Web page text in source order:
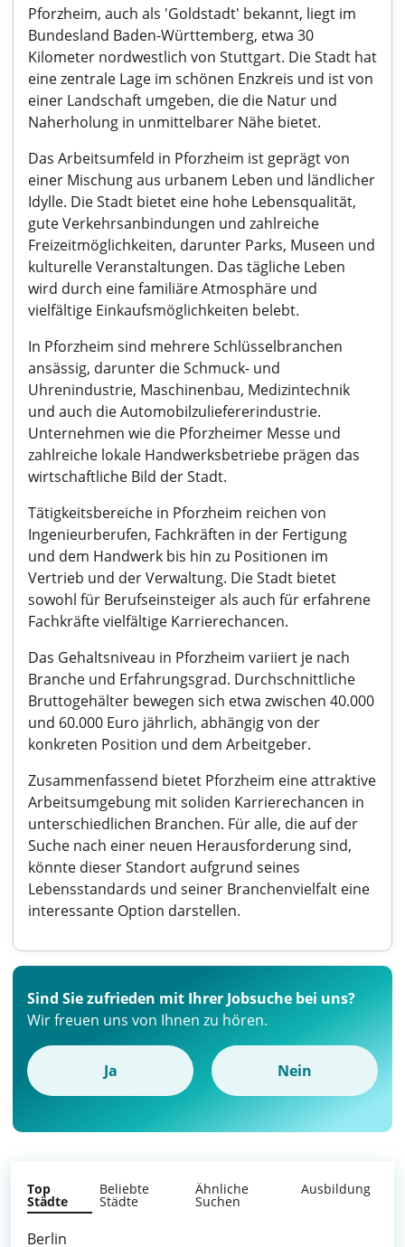
Pforzheim, auch als 'Goldstadt' bekannt, liegt im
Bundesland Baden-Württemberg, etwa 30
Kilometer nordwestlich von Stuttgart. Die Stadt hat
eine zentrale Lage im schönen Enzkreis und ist von
einer Landschaft umgeben, die die Natur und
Naherholung in unmittelbarer Nähe bietet.
Das Arbeitsumfeld in Pforzheim ist geprägt von
einer Mischung aus urbanem Leben und ländlicher
Idylle. Die Stadt bietet eine hohe Lebensqualität,
gute Verkehrsanbindungen und zahlreiche
Freizeitmöglichkeiten, darunter Parks, Museen und
kulturelle Veranstaltungen. Das tägliche Leben
wird durch eine familiäre Atmosphäre und
vielfältige Einkaufsmöglichkeiten belebt.
In Pforzheim sind mehrere Schlüsselbranchen
ansässig, darunter die Schmuck- und
Uhrenindustrie, Maschinenbau, Medizintechnik
und auch die Automobilzuliefererindustrie.
Unternehmen wie die Pforzheimer Messe und
zahlreiche lokale Handwerksbetriebe prägen das
wirtschaftliche Bild der Stadt.
Tätigkeitsbereiche in Pforzheim reichen von
Ingenieurberufen, Fachkräften in der Fertigung
und dem Handwerk bis hin zu Positionen im
Vertrieb und der Verwaltung. Die Stadt bietet
sowohl für Berufseinsteiger als auch für erfahrene
Fachkräfte vielfältige Karrierechancen.
Das Gehaltsniveau in Pforzheim variiert je nach
Branche und Erfahrungsgrad. Durchschnittliche
Bruttogehälter bewegen sich etwa zwischen 40.000
und 60.000 Euro jährlich, abhängig von der
konkreten Position und dem Arbeitgeber.
Zusammenfassend bietet Pforzheim eine attraktive
Arbeitsumgebung mit soliden Karrierechancen in
unterschiedlichen Branchen. Für alle, die auf der
Suche nach einer neuen Herausforderung sind,
könnte dieser Standort aufgrund seines
Lebensstandards und seiner Branchenvielfalt eine
interessante Option darstellen.
Sind Sie zufrieden mit Ihrer Jobsuche bei uns?
Wir freuen uns von Ihnen zu hören.
Ja Nein
Top
Städte
Beliebte
Städte
Ähnliche
Suchen
Ausbildung
Berlin